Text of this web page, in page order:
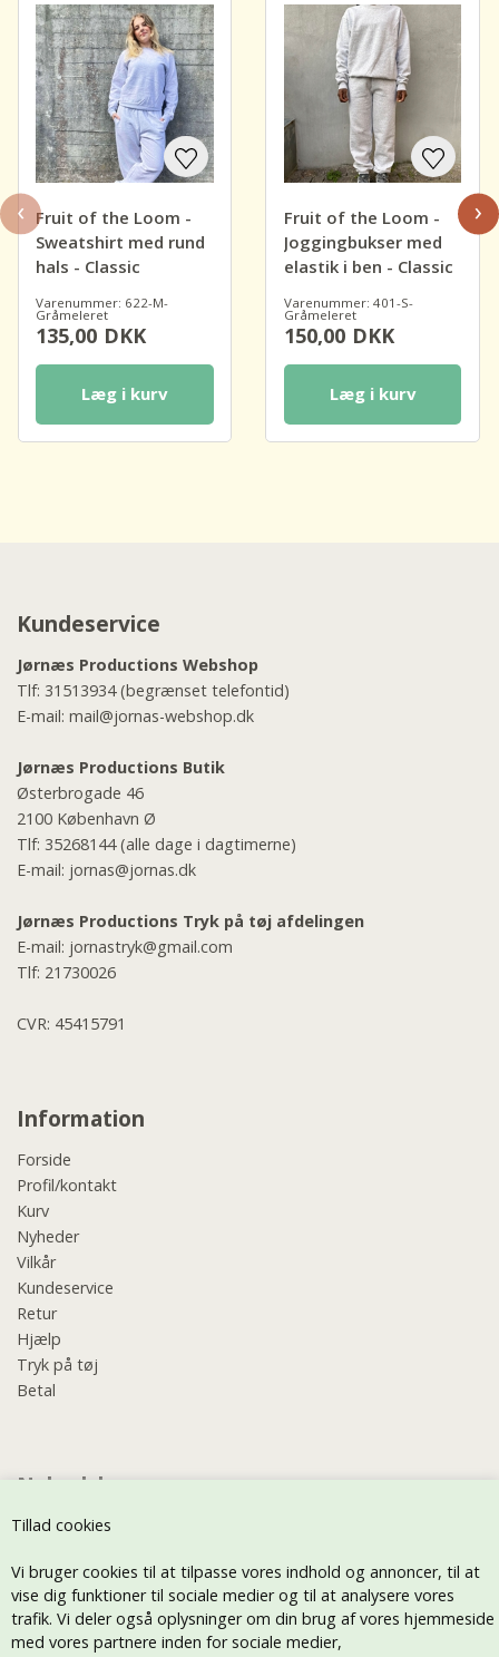
Tillad cookies
Vi bruger cookies til at tilpasse vores indhold og annoncer, til at
vise dig funktioner til sociale medier og til at analysere vores
trafik. Vi deler også oplysninger om din brug af vores hjemmeside
med vores partnere inden for sociale medier,
Fruit of the Loom -
Sweatshirt med rund
hals - Classic
Varenummer: 622-M-
Gråmeleret
135,00DKK
Læg i kurv
Fruit of the Loom -
Joggingbukser med
elastik i ben - Classic
Varenummer: 401-S-
Gråmeleret
150,00DKK
Læg i kurv
‹ ›
Kundeservice
Jørnæs Productions Webshop
Tlf: 31513934(begrænset telefontid)
E-mail: mail@jornas-webshop.dk
Jørnæs Productions Butik
Østerbrogade 46
2100 København Ø
Tlf: 35268144(alle dage i dagtimerne)
E-mail: jornas@jornas.dk
Jørnæs Productions Tryk på tøj afdelingen
E-mail: jornastryk@gmail.com
Tlf: 21730026
CVR: 45415791
Information
Forside
Profil/kontakt
Kurv
Nyheder
Vilkår
Kundeservice
Retur
Hjælp
Tryk på tøj
Betal
Nyhedsbrev